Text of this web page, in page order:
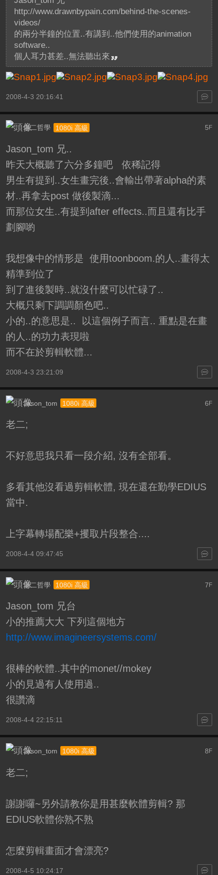
http://www.drawnbypain.com/behind-the-scenes-
videos/
的兩分半鐘的位置..有講到..他們使用的animation
software..
個人耳力甚差..無法聽出來
2008-4-3 20:16:41
5 F
老二哲學 1080i 高級
Jason_tom 兄..
昨天大概聽了六分多鐘吧 依稀記得
男生有提到..女生畫完後..會輸出帶著alpha的素
材..再拿去post 做後製滴...
而那位女生..有提到after effects..而且還有比手
劃腳喲
我想像中的情形是 使用toonboom.的人..畫得太
精準到位了
到了進後製時..就沒什麼可以忙碌了..
大概只剩下調調顏色吧..
小的..的意思是.. 以這個例子而言.. 重點是在畫
的人..的功力表現啦
而不在於剪輯軟體...
2008-4-3 23:21:09
6F
Jason_tom 1080i 高級
老二;
不好意思我只看一段介紹, 沒有全部看。
多看其他沒看過剪輯軟體, 現在還在勤學EDIUS
當中.
上字幕轉場配樂+攫取片段整合....
2008-4-4 09:47:45
7F
老二哲學 1080i 高級
Jason_tom 兄台
小的推薦大大 下列這個地方
http://www.imagineersystems.com/
很棒的軟體..其中的monet//mokey
小的見過有人使用過..
很讚滴
2008-4-4 22:15:11
8F
Jason_tom 1080i 高級
老二;
謝謝囉~另外請教你是用甚麼軟體剪輯? 那
EDIUS軟體你熟不熟
怎麼剪輯畫面才會漂亮?
2008-4-5 10:24:17